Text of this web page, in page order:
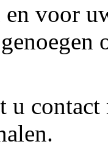
en voor
u contact